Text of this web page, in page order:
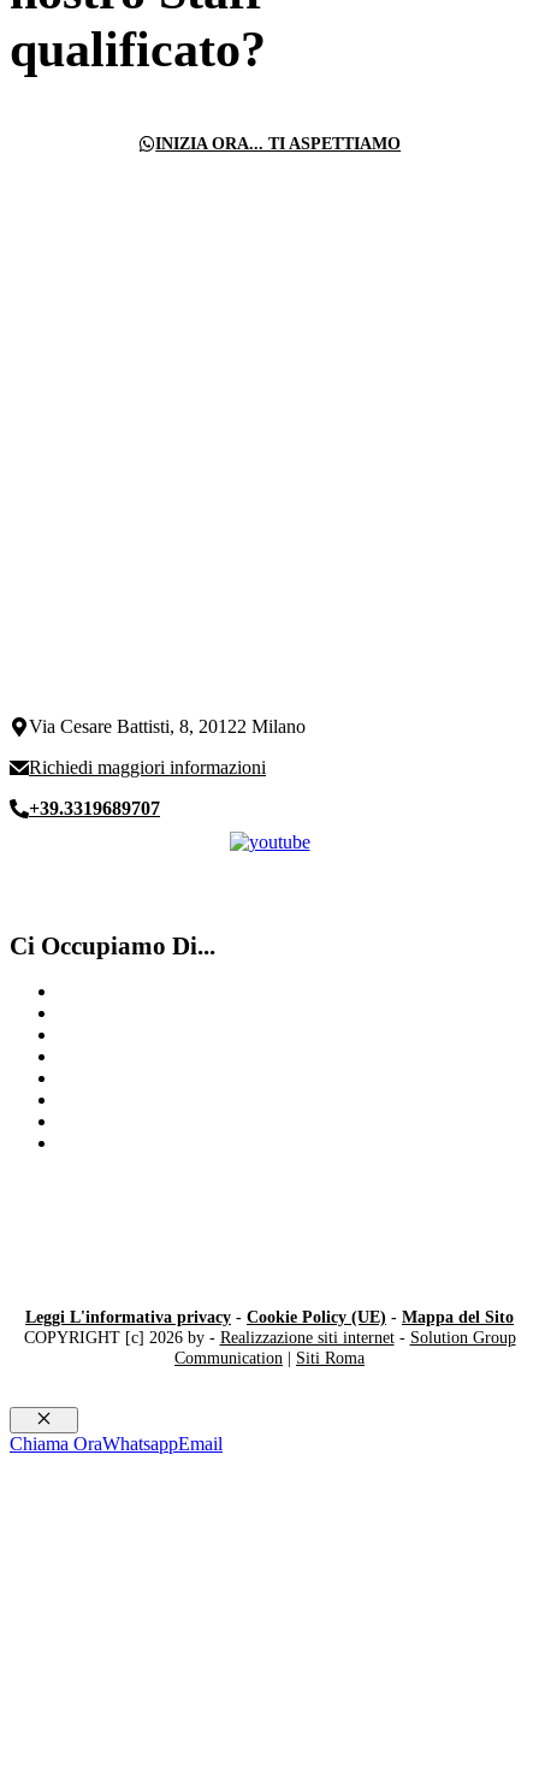
qualificato?
INIZIA ORA... TI ASPETTIAMO
Via Cesare Battisti, 8, 20122 Milano
Richiedi maggiori informazioni
+39.3319689707
Ci Occupiamo Di...
Leggi L'informativa privacy - Cookie Policy (UE) - Mappa del Sito
COPYRIGHT [c] 2026 by - Realizzazione siti internet- Solution Group
Communication | Siti Roma
Chiudi
Chiama OraWhatsappEmail